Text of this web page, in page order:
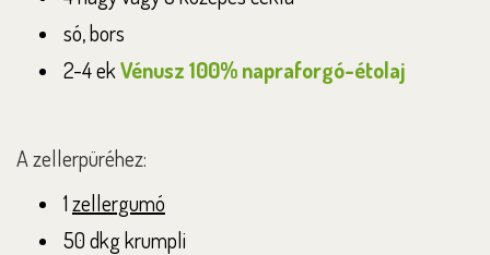
só, bors
2-4 ekVénusz 100% napraforgó-étolaj
A zellerpüréhez:
1zellergumó
50 dkg krumpli